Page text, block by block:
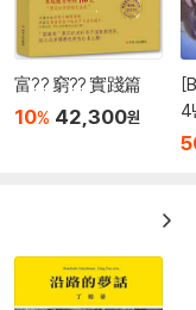
富?? 窮?? 實踐篇
10% 42,300원
4